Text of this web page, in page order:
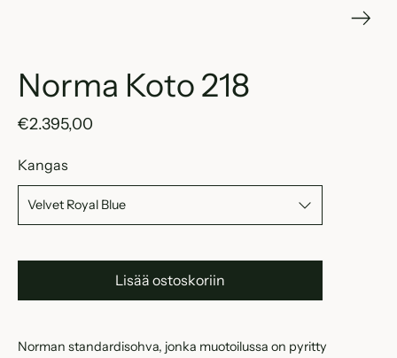
Norma Koto 218
€2.395,00
Kangas
Lisää ostoskoriin
Norman standardisohva, jonka muotoilussa on pyritty